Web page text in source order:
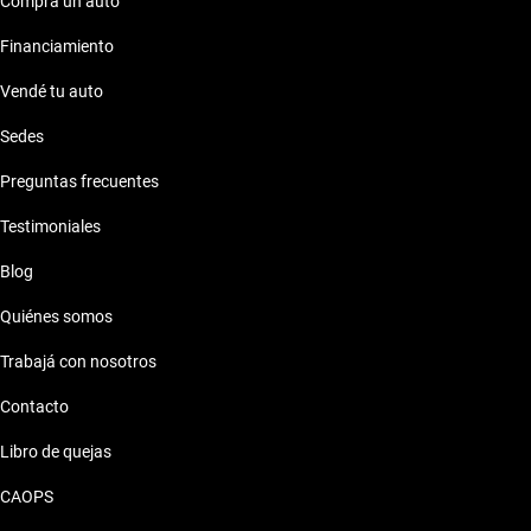
Ram 2023
Ram 2025
Bmw
Changan
Chevrolet
Citroen
Daewoo
Financiamiento
Vendé tu auto
Sedes
Preguntas frecuentes
Testimoniales
Blog
Quiénes somos
Trabajá con nosotros
Contacto
Libro de quejas
CAOPS